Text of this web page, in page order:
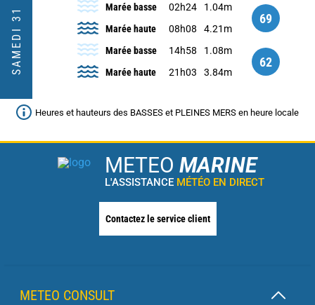
SAMEDI 31 Marée basse 02h24
1.04m
Marée haute
08h08 4.21m
69
Marée basse 14h58
1.08m
Marée haute
21h03 3.84m
62
Heures et hauteurs des BASSES et PLEINES MERS en heure locale
METEO MARINE
L'ASSISTANCE MÉTÉO EN DIRECT
Contactez le service client
METEO CONSULT